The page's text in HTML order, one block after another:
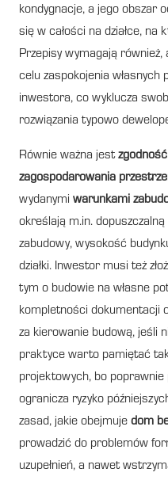
kondygnacje, a jego obszar
się w całości na działce, na
Przepisy wymagają również,
celu zaspokojenia własnych
inwestora, co wyklucza
rozwiązania typowo
Równie ważna jest
zagospodarowania
wydanymi warunkami
określają m.in.
zabudowy, wysokość
działki. Inwestor musi też
tym o budowie na własne
kompletności dokumentacji
za kierowanie budową, jeśli
praktyce warto pamiętać
projektowych, bo
ogranicza ryzyko
zasad, jakie obejmuje dom
prowadzić do problemów
uzupełnień, a nawet